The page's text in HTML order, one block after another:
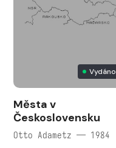
Vydáno
Města v
Československu
Otto Adametz — 1984